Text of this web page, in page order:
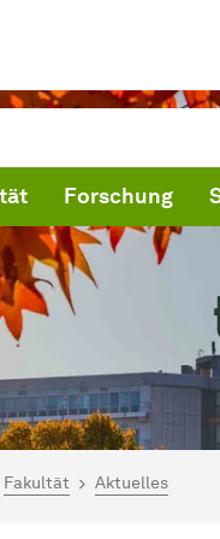
Forschung
hier:
Fakultät Aktuelles